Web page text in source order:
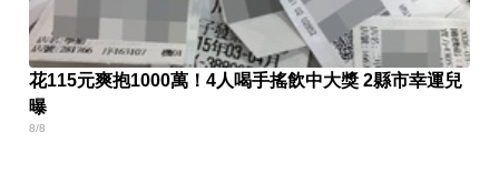
花115元爽抱1000萬！4人喝手搖飲中大獎 2縣市幸運兒
曝
8/8